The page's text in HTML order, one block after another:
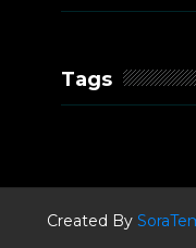
Tags
Created By